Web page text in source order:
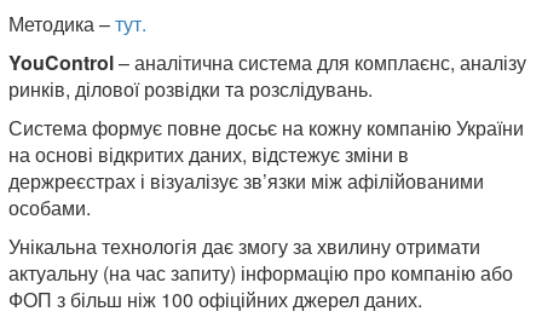
Методика –тут.
YouControl– аналітична система для комплаєнс, аналізу
ринків, ділової розвідки та розслідувань.
Система формує повне досьє на кожну компанію України
на основі відкритих даних, відстежує зміни в
держреєстрах і візуалізує зв’язки між афілійованими
особами.
Унікальна технологія дає змогу за хвилину отримати
актуальну (на час запиту) інформацію про компанію або
ФОП з більш ніж 100 офіційних джерел даних.